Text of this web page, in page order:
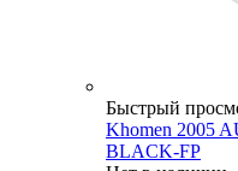
Быстрый
Khomen 2005
BLACK-FP